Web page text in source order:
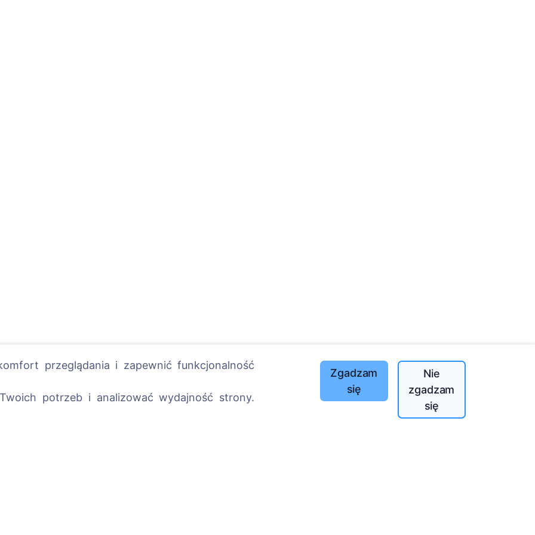
drzewo!
Posadzone drzewa
1390
przeglądania i zapewnić funkcjonalność
potrzeb i analizować wydajność strony.
Zgadzam
się
Nie
zgadzam
się